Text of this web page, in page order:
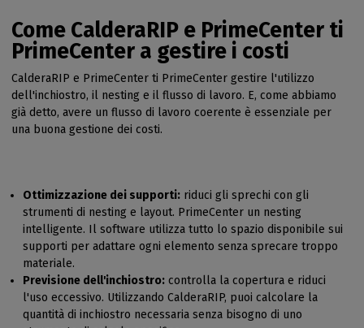
Come CalderaRIP e PrimeCenter ti
PrimeCenter a gestire i costi
CalderaRIP e PrimeCenter ti PrimeCenter gestire l'utilizzo
dell'inchiostro, il nesting e il flusso di lavoro. E, come abbiamo
già detto, avere un flusso di lavoro coerente è essenziale per
una buona gestione dei costi.
Ottimizzazione dei supporti: riduci gli sprechi con gli
strumenti di nesting e layout. PrimeCenter un nesting
intelligente. Il software utilizza tutto lo spazio disponibile sui
supporti per adattare ogni elemento senza sprecare troppo
materiale.
Previsione dell'inchiostro: controlla la copertura e riduci
l'uso eccessivo. Utilizzando CalderaRIP, puoi calcolare la
quantità di inchiostro necessaria senza bisogno di uno